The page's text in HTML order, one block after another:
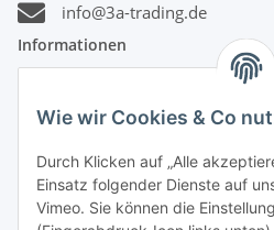
Wie wir Cookies & Co
Durch Klicken auf „Alle
Einsatz folgender Dienste auf
Vimeo. Sie können die
info@3a-trading.de
Informationen
Gesetzliche Informationen
Zahlungsinformationen